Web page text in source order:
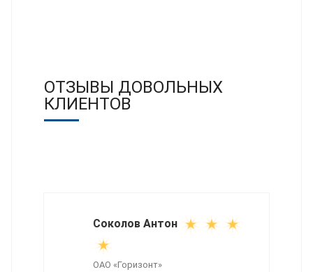
ОТЗЫВЫ ДОВОЛЬНЫХ
КЛИЕНТОВ
Соколов Антон
ОАО «Горизонт»